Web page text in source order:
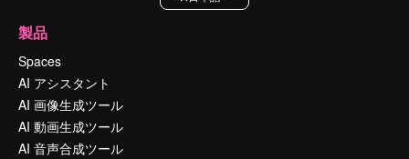
製品
Spaces
AI アシスタント
AI 画像生成ツール
AI 動画生成ツール
AI 音声合成ツール